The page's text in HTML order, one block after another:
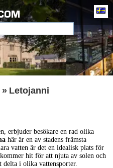
Letojanni
erbjuder besökare en rad olika
här är en av stadens främsta
vatten är det en idealisk plats för
hit för att njuta av solen och
delta i olika vattensporter.